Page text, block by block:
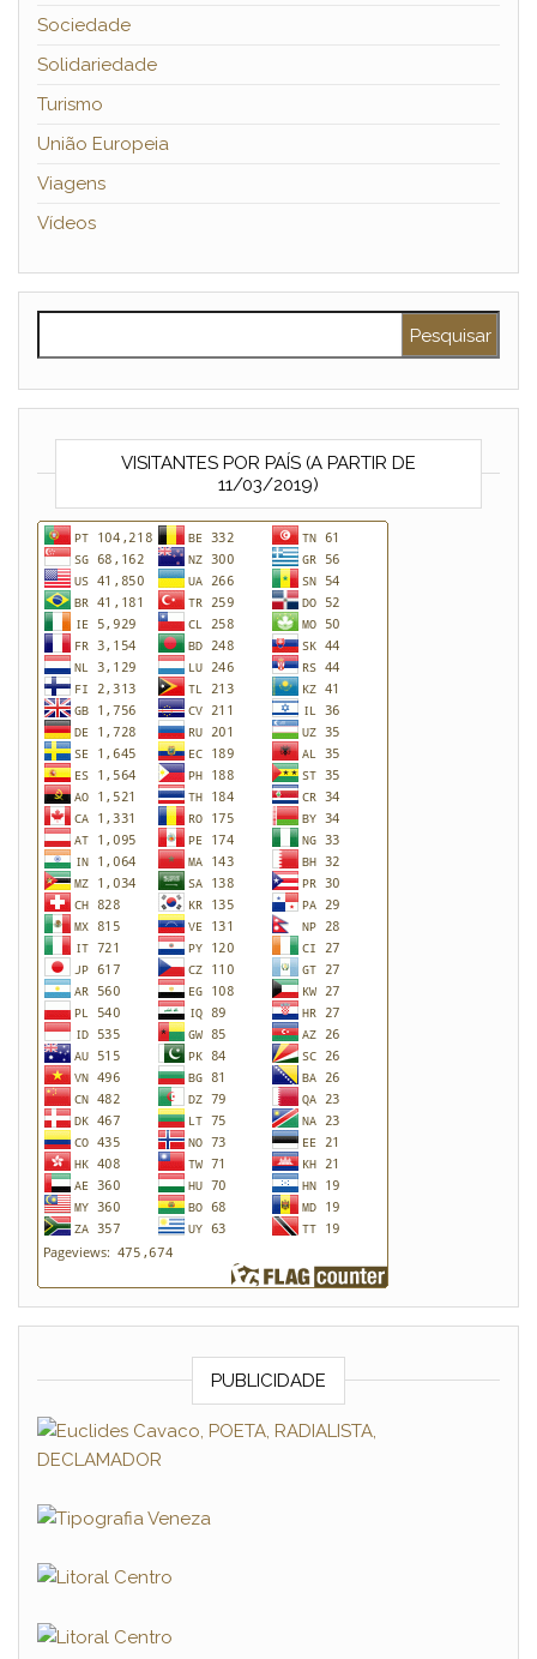
Sociedade
Solidariedade
Turismo
União Europeia
Viagens
Vídeos
VISITANTES POR PAÍS (A PARTIR DE
11/03/2019)
PUBLICIDADE